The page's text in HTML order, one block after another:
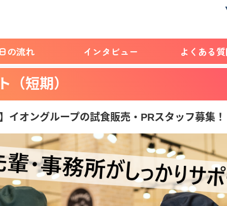
の流れ インタビュー よくある
（短期）
イオングループの試食販売・PRスタッフ募集！